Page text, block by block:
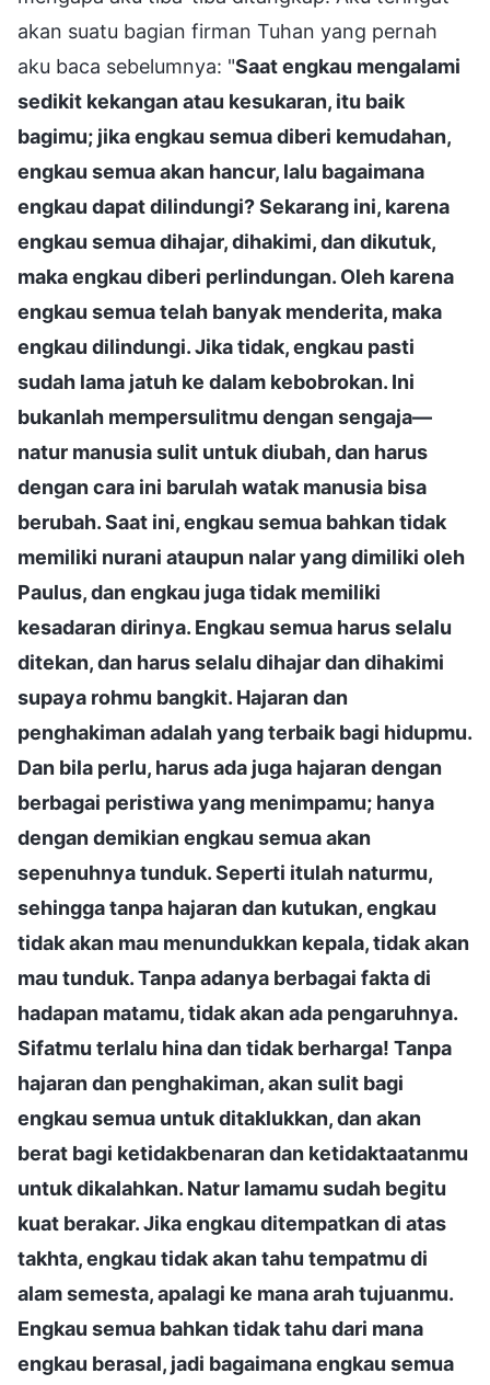
akan suatu bagian firman Tuhan yang pernah
aku baca sebelumnya: "Saat engkau mengalami
sedikit kekangan atau kesukaran, itu baik
bagimu; jika engkau semua diberi kemudahan,
engkau semua akan hancur, lalu bagaimana
engkau dapat dilindungi? Sekarang ini, karena
engkau semua dihajar, dihakimi, dan dikutuk,
maka engkau diberi perlindungan. Oleh karena
engkau semua telah banyak menderita, maka
engkau dilindungi. Jika tidak, engkau pasti
sudah lama jatuh ke dalam kebobrokan. Ini
bukanlah mempersulitmu dengan sengaja—
natur manusia sulit untuk diubah, dan harus
dengan cara ini barulah watak manusia bisa
berubah. Saat ini, engkau semua bahkan tidak
memiliki nurani ataupun nalar yang dimiliki oleh
Paulus, dan engkau juga tidak memiliki
kesadaran dirinya. Engkau semua harus selalu
ditekan, dan harus selalu dihajar dan dihakimi
supaya rohmu bangkit. Hajaran dan
penghakiman adalah yang terbaik bagi hidupmu.
Dan bila perlu, harus ada juga hajaran dengan
berbagai peristiwa yang menimpamu; hanya
dengan demikian engkau semua akan
sepenuhnya tunduk. Seperti itulah naturmu,
sehingga tanpa hajaran dan kutukan, engkau
tidak akan mau menundukkan kepala, tidak akan
mau tunduk. Tanpa adanya berbagai fakta di
hadapan matamu, tidak akan ada pengaruhnya.
Sifatmu terlalu hina dan tidak berharga! Tanpa
hajaran dan penghakiman, akan sulit bagi
engkau semua untuk ditaklukkan, dan akan
berat bagi ketidakbenaran dan ketidaktaatanmu
untuk dikalahkan. Natur lamamu sudah begitu
kuat berakar. Jika engkau ditempatkan di atas
takhta, engkau tidak akan tahu tempatmu di
alam semesta, apalagi ke mana arah tujuanmu.
Engkau semua bahkan tidak tahu dari mana
engkau berasal, jadi bagaimana engkau semua